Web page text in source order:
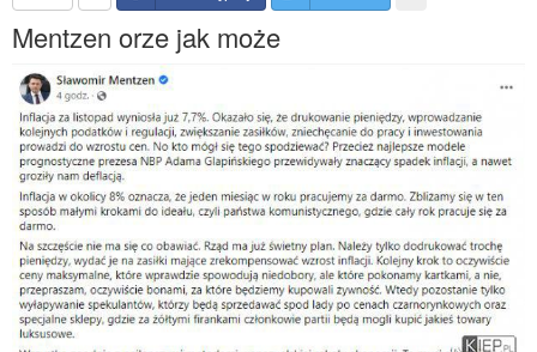
Mentzen orze jak może